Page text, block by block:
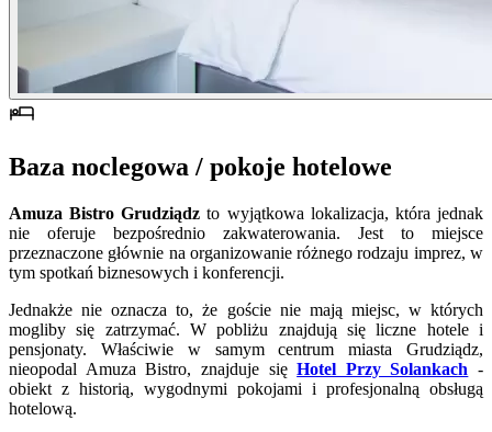
Baza noclegowa / pokoje hotelowe
Amuza Bistro Grudziądzto wyjątkowa lokalizacja, która jednak
nie oferuje bezpośrednio zakwaterowania. Jest to miejsce
przeznaczone głównie na organizowanie różnego rodzaju imprez, w
tym spotkań biznesowych i konferencji.
Jednakże nie oznacza to, że goście nie mają miejsc, w których
mogliby się zatrzymać. W pobliżu znajdują się liczne hotele i
pensjonaty. Właściwie w samym centrum miasta Grudziądz,
nieopodal Amuza Bistro, znajduje sięHotel Przy Solankach -
obiekt z historią, wygodnymi pokojami i profesjonalną obsługą
hotelową.